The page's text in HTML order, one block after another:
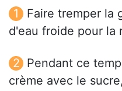
Faire tremper la
d'eau froide pour la
Pendant ce
crème avec le